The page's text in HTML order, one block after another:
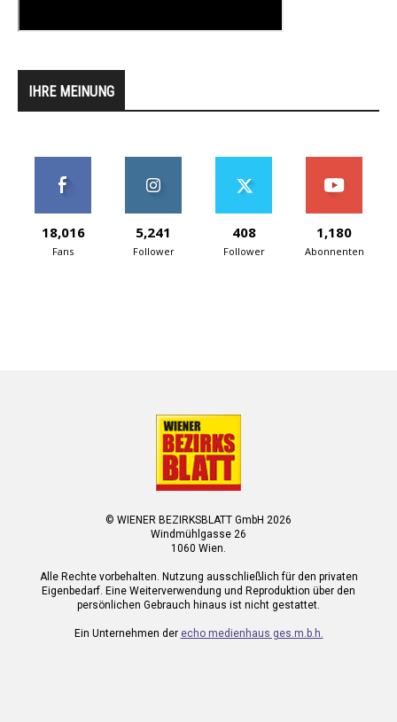
IHRE MEINUNG
18,016
Fans
5,241
Follower
408
Follower
1,180
Abonnenten
© WIENER BEZIRKSBLATT GmbH 2026
Windmühlgasse 26
1060 Wien.
Alle Rechte vorbehalten. Nutzung ausschließlich für den privaten
Eigenbedarf. Eine Weiterverwendung und Reproduktion über den
persönlichen Gebrauch hinaus ist nicht gestattet.
Ein Unternehmen der echo medienhaus ges.m.b.h.